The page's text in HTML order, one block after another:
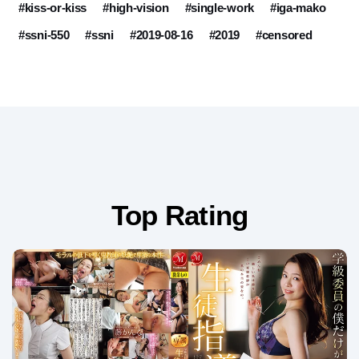
#kiss-or-kiss #high-vision #single-work
#iga-mako
#ssni-550
#ssni #2019-08-16 #2019 #censored
Top Rating